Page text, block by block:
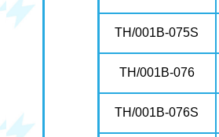
TH/001B-075S
TH/001B-076
TH/001B-076S